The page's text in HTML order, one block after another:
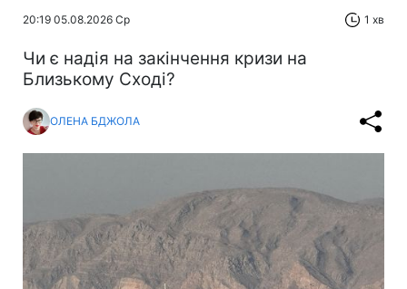
20:19 05.08.2026 Ср 1 хв
Чи є надія на закінчення кризи на
Близькому Сході?
ОЛЕНА БДЖОЛА